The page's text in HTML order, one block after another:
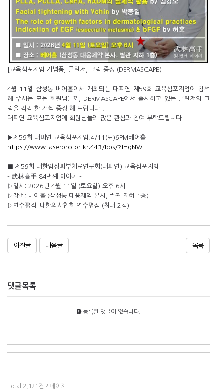
[교육심포지엄 기념품] 클린저, 크림 증정 (DERMASCAPE)
4월 11일 삼성동 베어홀에서 개최되는 대피연 제59회 교육심포지엄에 참석
해 주시는 모든 회원님들께, DERMASCAPE에서 출시하고 있는 클린저와 크
림을 각각 한 개씩 증정 해 드립니다 .
대피연 교육심포지엄에 회원님들의 많은 관심과 참여 부탁드립니다.
▶제59회 대피연 교육심포지엄.4/11(토)6PM베어홀
https://www.laserpro.or.kr:443/bbs/?t=gNW
■ 제59회 대한임상피부치료연구회(대피연) 교육심포지엄
- 武林高手 84번째 이야기 -
▷일시: 2026년 4월 11일 (토요일) 오후 6시
▷장소: 베어홀 (삼성동 대웅제약 본사, 별관 지하 1층)
▷연수평점: 대한의사협회 연수평점 (최대 2점)
이전글 다음글 목록
댓글목록
등록된 댓글이 없습니다.
Total 2,121건 2 페이지